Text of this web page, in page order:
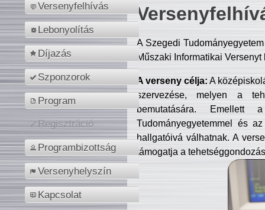
Versenyfelhívás
Lebonyolítás
Díjazás
Szponzorok
Program
Regisztráció
Programbizottság
Versenyhelyszín
Kapcsolat
A Szegedi
Műszaki Informatikai
A verseny célja: A
szervezése, melyen a
bemutatására. Emellett
Tudományegyetemmel és
hallgatóivá válhatnak. A
támogatja a